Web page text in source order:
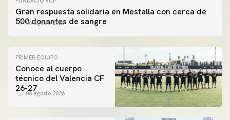
Gran respuesta solidaria en Mestalla con cerca de
500 donantes de sangre
06 agosto 2026
PRIMER EQUIPO
Conoce al cuerpo
técnico del Valencia CF
26-27
06 agosto 2026